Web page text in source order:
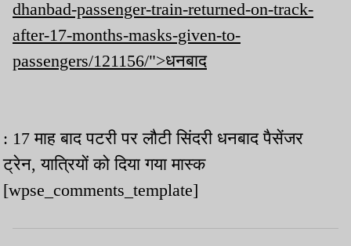
dhanbad-passenger-train-returned-on-track-
after-17-months-masks-given-to-
passengers/121156/">धनबाद
: 17 माह बाद पटरी पर लौटी सिंदरी धनबाद पैसेंजर
ट्रेन, यात्रियों को दिया गया मास्क
[wpse_comments_template]